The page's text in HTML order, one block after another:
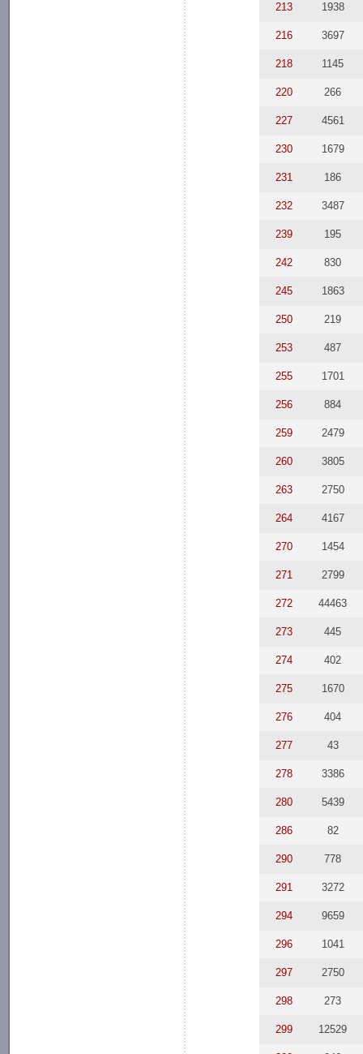
213 1938
216 3697
218 1145
220 266
227 4561
230 1679
231 186
232 3487
239 195
242 830
245 1863
250 219
253 487
255 1701
256 884
259 2479
260 3805
263 2750
264 4167
270 1454
271 2799
272 44463
273 445
274 402
275 1670
276 404
277 43
278 3386
280 5439
286 82
290 778
291 3272
294 9659
296 1041
297 2750
298 273
299 12529